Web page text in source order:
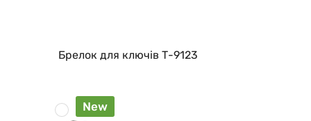
Брелок для ключів Т-9123
New